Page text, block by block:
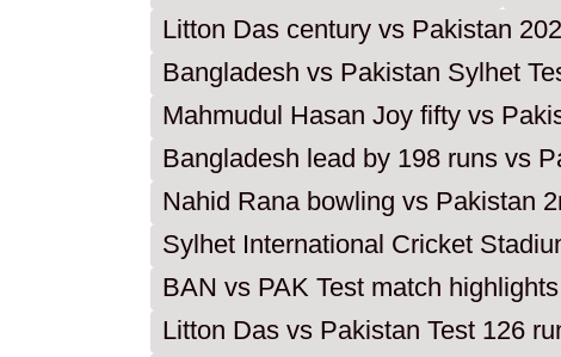
Litton Das century vs Pakistan
Bangladesh vs Pakistan Sylhet
Mahmudul Hasan Joy fifty vs
Bangladesh lead by 198 runs vs
Nahid Rana bowling vs Pakistan
Sylhet International Cricket
BAN vs PAK Test match
Litton Das vs Pakistan Test 126